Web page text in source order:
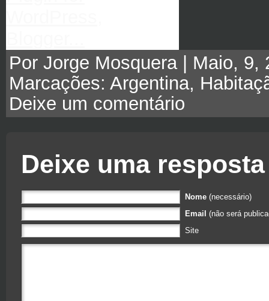
Por Jorge Mosquera | Maio, 9,
Marcações: Argentina,
Deixe um comentário
Deixe uma resposta
Nome (necessário)
Email (não será
Site